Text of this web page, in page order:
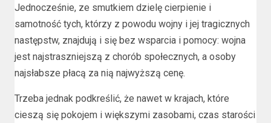
Jednocześnie, ze smutkiem dzielę cierpienie i
samotność tych, którzy z powodu wojny i jej tragicznych
następstw, znajdują i się bez wsparcia i pomocy: wojna
jest najstraszniejszą z chorób społecznych, a osoby
najsłabsze płacą za nią najwyższą cenę.
Trzeba jednak podkreślić, że nawet w krajach, które
cieszą się pokojem i większymi zasobami, czas starości